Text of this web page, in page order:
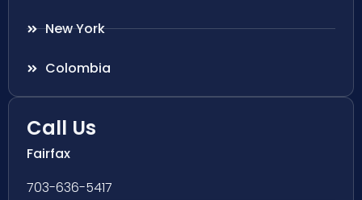
New York
Colombia
Call Us
Fairfax
703-636-5417